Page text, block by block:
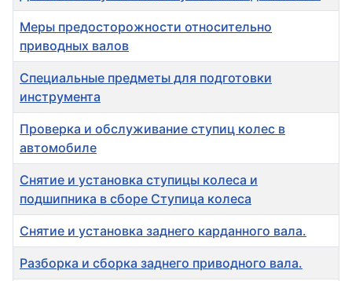
Меры предосторожности относительно
приводных валов
Специальные предметы для подготовки
инструмента
Проверка и обслуживание ступиц колес в
автомобиле
Снятие и установка ступицы колеса и
подшипника в сборе Ступица колеса
Снятие и установка заднего карданного вала.
Разборка и сборка заднего приводного вала.